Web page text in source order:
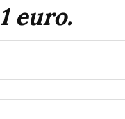
euro.